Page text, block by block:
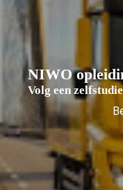
NIWO
Volg een